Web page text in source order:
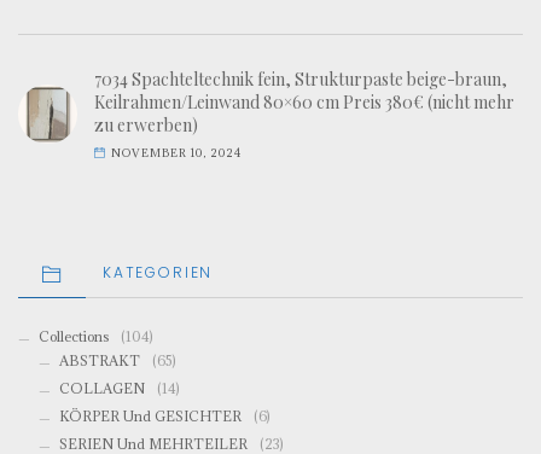
7034 Spachteltechnik fein, Strukturpaste beige-braun,
Keilrahmen/Leinwand 80×60 cm Preis 380€ (nicht mehr
zu erwerben)
NOVEMBER 10, 2024
KATEGORIEN
Collections
(104)
ABSTRAKT
(65)
COLLAGEN
(14)
KÖRPER Und GESICHTER
(6)
SERIEN Und MEHRTEILER
(23)